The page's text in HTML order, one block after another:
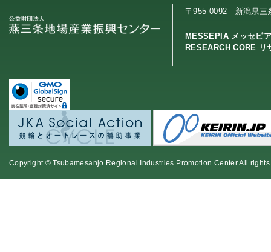
〒955-0092 新潟県三
MESSEPIA メッセピ
RESEARCH CORE リ
Copyright © Tsubamesanjo Regional Industries Promotion Center All